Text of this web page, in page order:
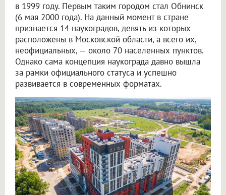
в 1999 году. Первым таким городом стал Обнинск
(6 мая 2000 года). На данный момент в стране
признается 14 наукоградов, девять из которых
расположены в Московской области, а всего их,
неофициальных, — около 70 населенных пунктов.
Однако сама концепция наукограда давно вышла
за рамки официального статуса и успешно
развивается в современных форматах.